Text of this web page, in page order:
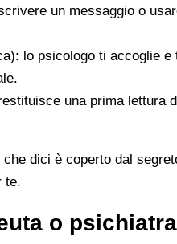
un messaggio o
lo psicologo ti accoglie
una prima lettura
dici è coperto dal
te.
o